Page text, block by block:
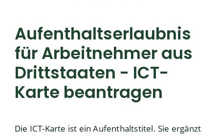
Aufenthaltserlaubnis
für Arbeitnehmer aus
Drittstaaten - ICT-
Karte beantragen
Die ICT-Karte ist ein Aufenthaltstitel. Sie ergänzt